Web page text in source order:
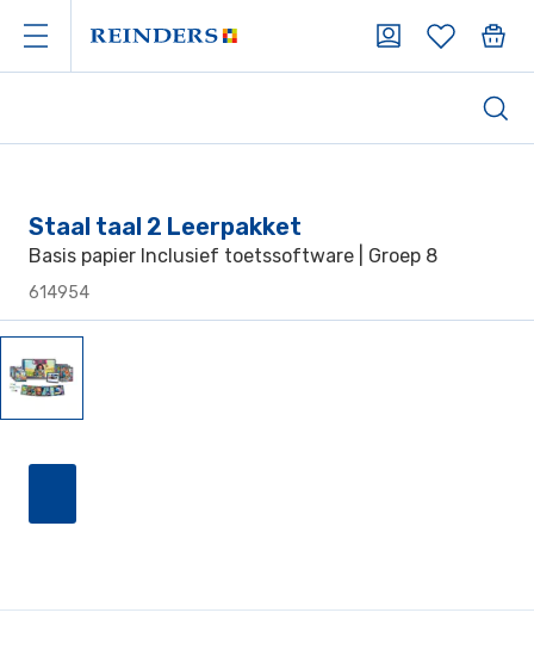
Staal taal 2 Leerpakket
Basis papier Inclusief toetssoftware | Groep 8
614954